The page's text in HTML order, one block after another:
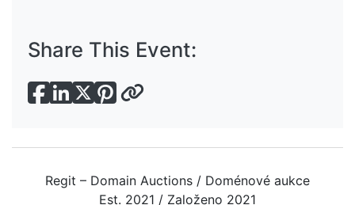
Share This Event:
Regit – Domain Auctions / Doménové aukce
Est. 2021 / Založeno 2021